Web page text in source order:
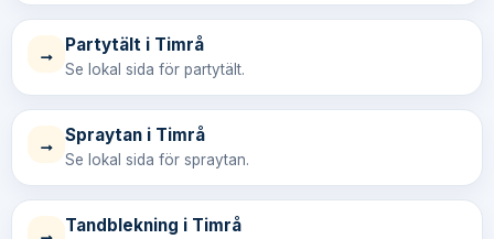
→ Partytält i Timrå
Se lokal sida för partytält.
→ Spraytan i Timrå
Se lokal sida för spraytan.
→ Tandblekning i Timrå